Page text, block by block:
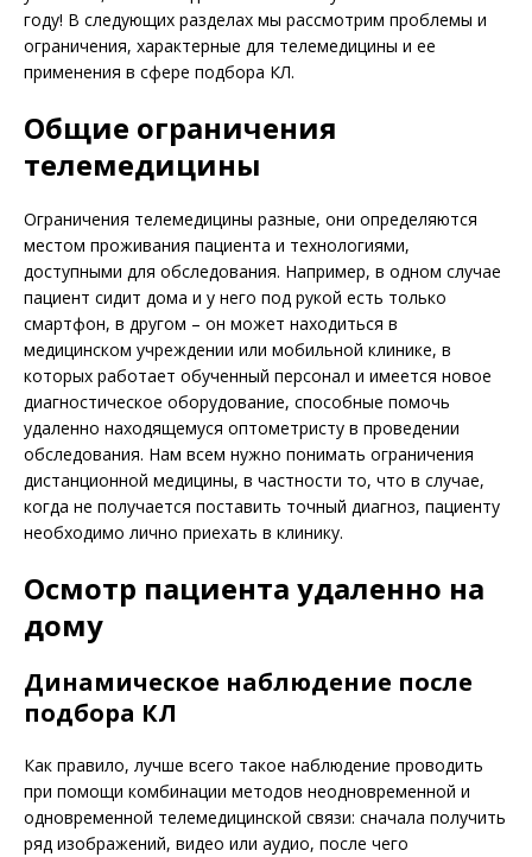
году! В следующих разделах мы рассмотрим проблемы и
ограничения, характерные для телемедицины и ее
применения в сфере подбора КЛ.
Общие ограничения
телемедицины
Ограничения телемедицины разные, они определяются
местом проживания пациента и технологиями,
доступными для обследования. Например, в одном случае
пациент сидит дома и у него под рукой есть только
смартфон, в другом – он может находиться в
медицинском учреждении или мобильной клинике, в
которых работает обученный персонал и имеется новое
диагностическое оборудование, способные помочь
удаленно находящемуся оптометристу в проведении
обследования. Нам всем нужно понимать ограничения
дистанционной медицины, в частности то, что в случае,
когда не получается поставить точный диагноз, пациенту
необходимо лично приехать в клинику.
Осмотр пациента удаленно на
дому
Динамическое наблюдение после
подбора КЛ
Как правило, лучше всего такое наблюдение проводить
при помощи комбинации методов неодновременной и
одновременной телемедицинской связи: сначала получить
ряд изображений, видео или аудио, после чего